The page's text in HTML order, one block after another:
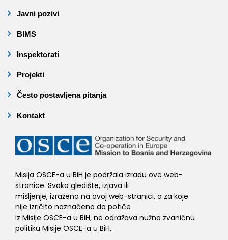
Javni pozivi
BIMS
Inspektorati
Projekti
Često postavljena pitanja
Kontakt
Misija OSCE-a u BiH je podržala izradu ove web-
stranice. Svako gledište, izjava ili
mišljenje, izraženo na ovoj web-stranici, a za koje
nije izričito naznačeno da potiče
iz Misije OSCE-a u BiH, ne odražava nužno zvaničnu
politiku Misije OSCE-a u BiH.